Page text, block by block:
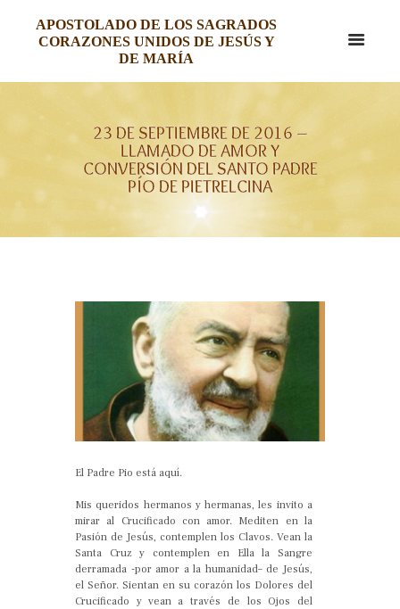
APOSTOLADO DE LOS SAGRADOS
CORAZONES UNIDOS DE JESÚS Y
DE MARÍA
23 DE SEPTIEMBRE DE 2016 –
LLAMADO DE AMOR Y
CONVERSIÓN DEL SANTO PADRE
PÍO DE PIETRELCINA
El Padre Pio está aquí.
Mis queridos hermanos y hermanas, les invito a
mirar al Crucificado con amor. Mediten en la
Pasión de Jesús, contemplen los Clavos. Vean la
Santa Cruz y contemplen en Ella la Sangre
derramada -por amor a la humanidad– de Jesús,
el Señor. Sientan en su corazón los Dolores del
Crucificado y vean a través de los Ojos del